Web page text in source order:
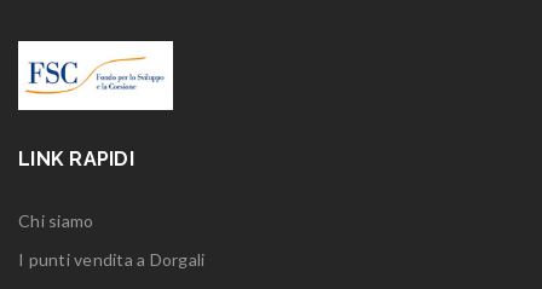
LINK RAPIDI
Chi siamo
I punti vendita a Dorgali